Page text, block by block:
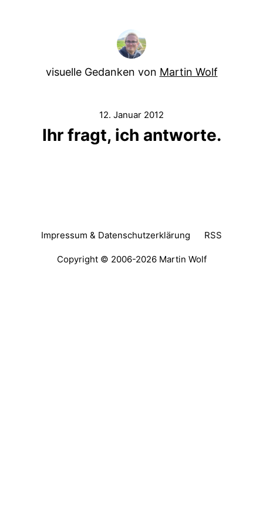
visuelle Gedanken von Martin Wolf
12. Januar 2012
Ihr fragt, ich antworte.
Impressum & Datenschutzerklärung RSS
Copyright © 2006-2026 Martin Wolf